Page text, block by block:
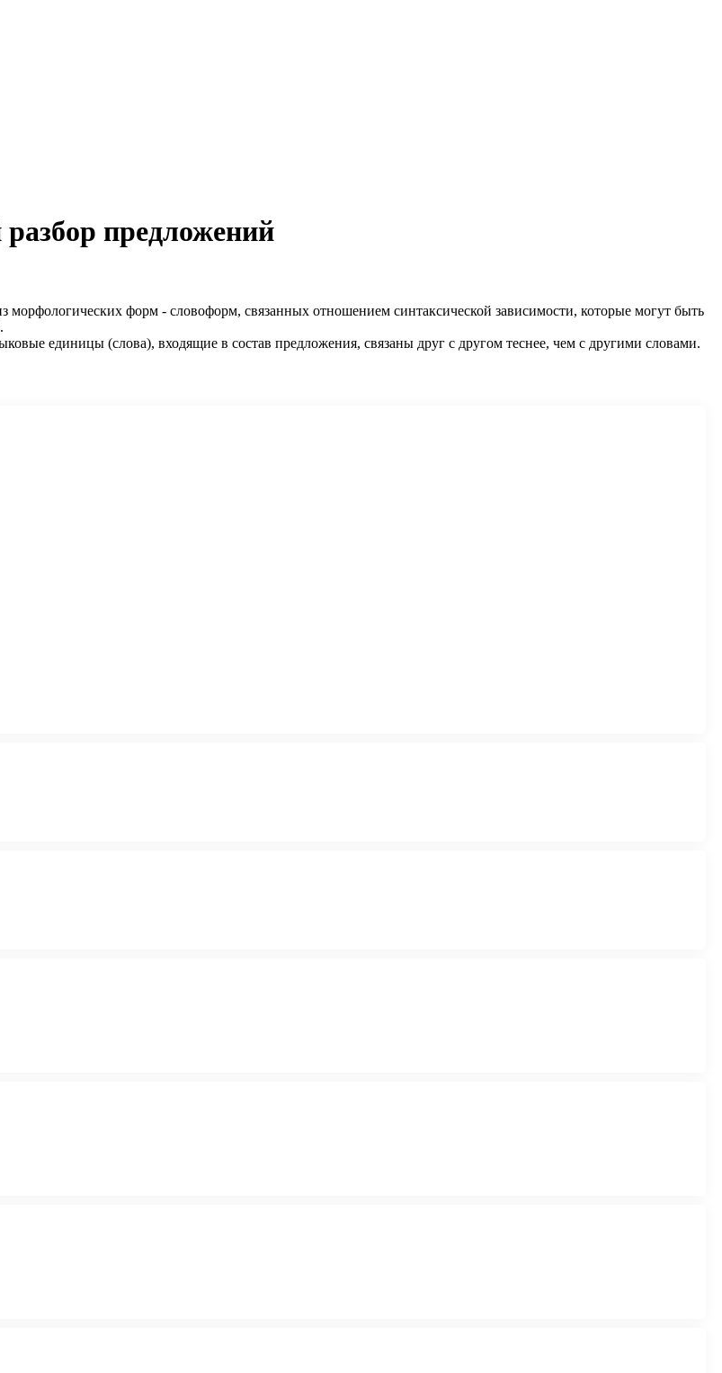
предложений
морфологических форм - словоформ, связанных отношением синтаксической зависимости, которые могут быть
единицы (слова), входящие в состав предложения, связаны друг с другом теснее, чем с другими словами.